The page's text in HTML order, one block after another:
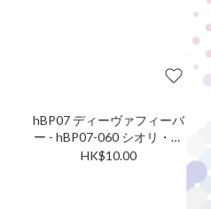
hBP07 ディーヴァフィーバ
ー - hBP07-060 シオリ・ノ
ヴェラ S
HK$10.00